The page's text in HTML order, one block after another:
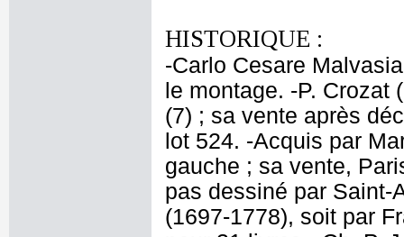
HISTORIQUE :
-Carlo Cesare
le montage. -P.
(7) ; sa vente après
lot 524. -Acquis par
gauche ; sa vente,
pas dessiné par Saint-
(1697-1778), soit par